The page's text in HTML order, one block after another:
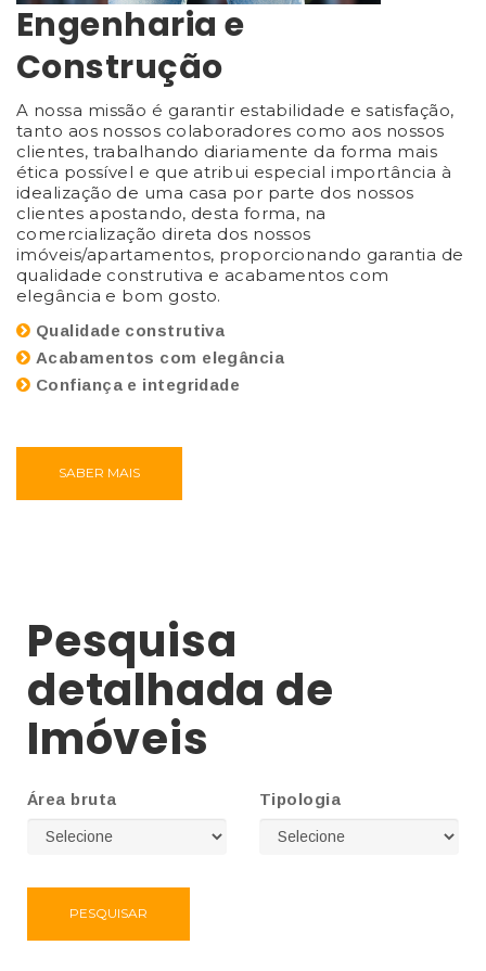
Engenharia e
Construção
A nossa missão é garantir estabilidade e satisfação,
tanto aos nossos colaboradores como aos nossos
clientes, trabalhando diariamente da forma mais
ética possível e que atribui especial importância à
idealização de uma casa por parte dos nossos
clientes apostando, desta forma, na
comercialização direta dos nossos
imóveis/apartamentos, proporcionando garantia de
qualidade construtiva e acabamentos com
elegância e bom gosto.
Qualidade construtiva
Acabamentos com elegância
Confiança e integridade
SABER MAIS
Pesquisa
detalhada de
Imóveis
Área bruta Tipologia
PESQUISAR